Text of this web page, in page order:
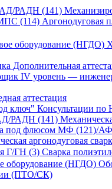
РАДН (141)
(114) Аргонодуговая
оборудование (НГДО)
Дополнительная
IV уровень —
аттестация
ключ" Консультации
РАДН (141)
под флюсом МФ (121)/
аргонодуговая
Г/ГН (3) Сварка
оборудование (НГДО)
(ПТО/СК)